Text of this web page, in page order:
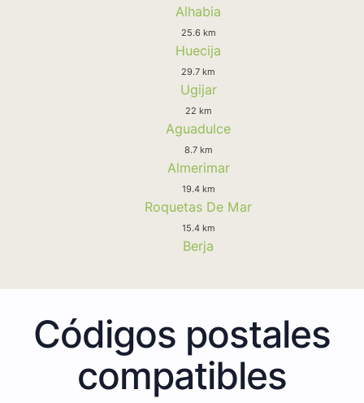
Alhabia
25.6 km
Huecija
29.7 km
Ugijar
22 km
Aguadulce
8.7 km
Almerimar
19.4 km
Roquetas De Mar
15.4 km
Berja
Códigos postales
compatibles